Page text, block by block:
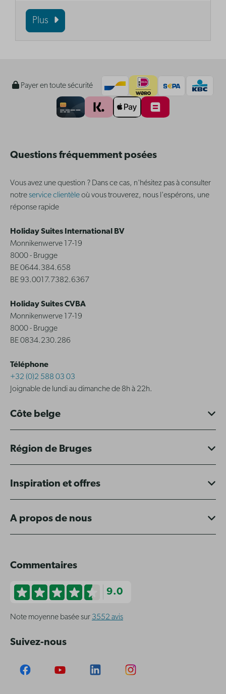
Plus
Payer en toute sécurité
Questions fréquemment posées
Vous avez une question ? Dans ce cas, n'hésitez pas à consulter
notreservice clientèleoù vous trouverez, nous l'espérons, une
réponse rapide
Holiday Suites International BV
Monnikenwerve 17-19
8000 - Brugge
BE 0644.384.658
BE 93.0017.7382.6367
Holiday Suites CVBA
Monnikenwerve 17-19
8000 - Brugge
BE 0834.230.286
Téléphone
+32 (0)2 588 03 03
Joignable de lundi au dimanche de 8h à 22h.
Côte belge
Région de Bruges
Inspiration et offres
A propos de nous
Commentaires
9.0
Note moyenne basée sur 3552 avis
Suivez-nous